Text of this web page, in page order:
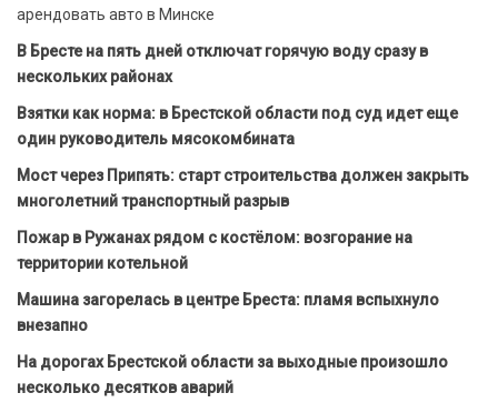
арендовать авто в Минске
В Бресте на пять дней отключат горячую воду сразу в
нескольких районах
Взятки как норма: в Брестской области под суд идет еще
один руководитель мясокомбината
Мост через Припять: старт строительства должен закрыть
многолетний транспортный разрыв
Пожар в Ружанах рядом с костёлом: возгорание на
территории котельной
Машина загорелась в центре Бреста: пламя вспыхнуло
внезапно
На дорогах Брестской области за выходные произошло
несколько десятков аварий